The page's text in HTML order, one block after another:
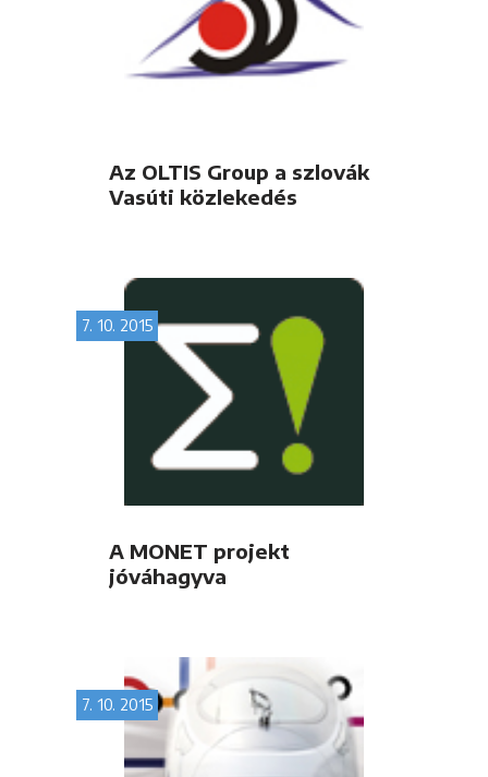
Az OLTIS Group a szlovák
Vasúti közlekedés
7. 10. 2015
A MONET projekt
jóváhagyva
7. 10. 2015